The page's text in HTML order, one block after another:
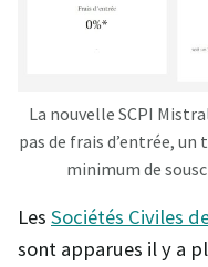
La nouvelle SCPI
pas de frais d’entrée,
minimum de
Les Sociétés Civiles
sont apparues il y a